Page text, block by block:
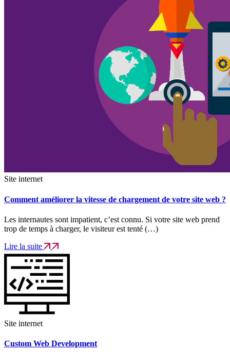
Site internet
Comment améliorer la vitesse de chargement de votre site web ?
Les internautes sont impatient, c’est connu. Si votre site web prend
trop de temps à charger, le visiteur est tenté (…)
Lire la suite
Site internet
Custom Web Development